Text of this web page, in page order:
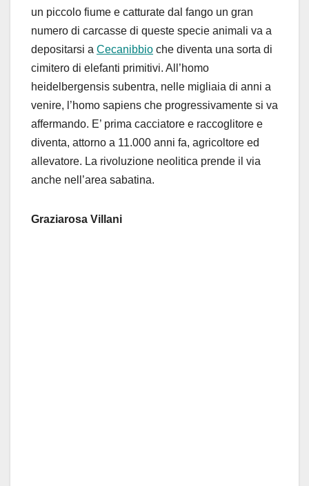
un piccolo fiume e catturate dal fango un gran
numero di carcasse di queste specie animali va a
depositarsi a Cecanibbio che diventa una sorta di
cimitero di elefanti primitivi. All’homo
heidelbergensis subentra, nelle migliaia di anni a
venire, l’homo sapiens che progressivamente si va
affermando. E’ prima cacciatore e raccoglitore e
diventa, attorno a 11.000 anni fa, agricoltore ed
allevatore. La rivoluzione neolitica prende il via
anche nell’area sabatina.
Graziarosa Villani